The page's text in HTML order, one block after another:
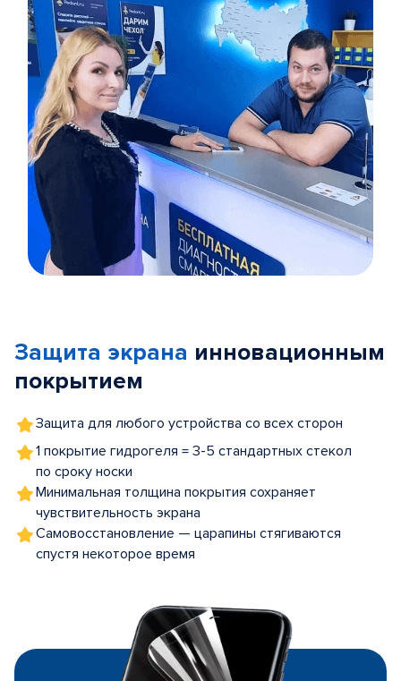
5
Защита экрана инновационным
покрытием
Защита для любого устройства со всех сторон
1 покрытие гидрогеля = 3-5 стандартных стекол
по сроку носки
Минимальная толщина покрытия сохраняет
чувствительность экрана
Самовосстановление — царапины стягиваются
спустя некоторое время